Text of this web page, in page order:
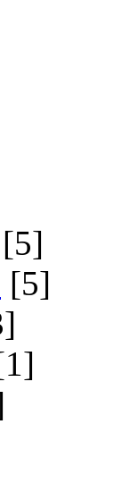
[5]
[5]